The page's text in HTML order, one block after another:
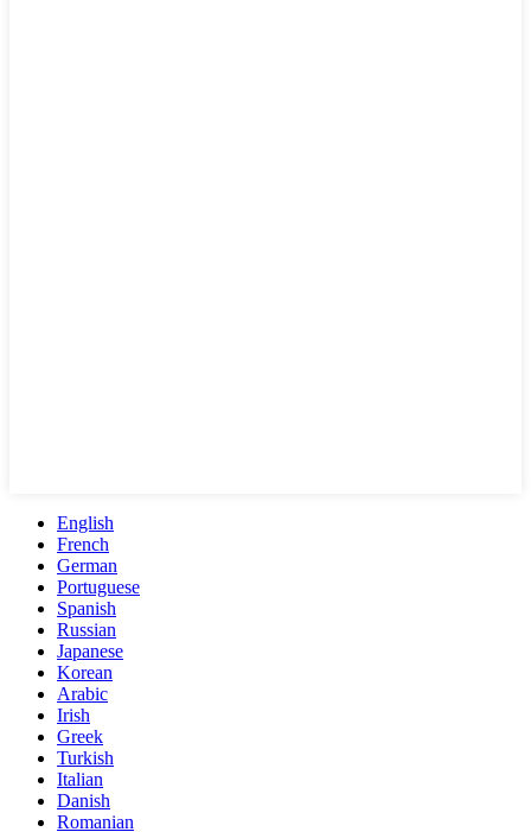
English
French
German
Portuguese
Spanish
Russian
Japanese
Korean
Arabic
Irish
Greek
Turkish
Italian
Danish
Romanian